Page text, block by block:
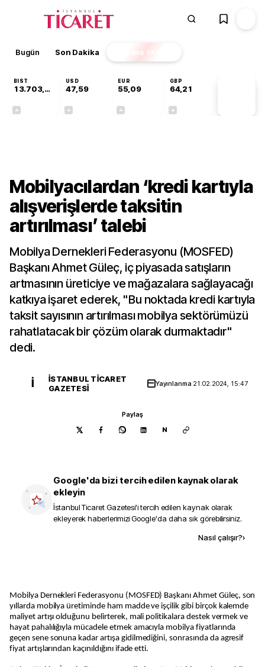
Bugün Son Dakika Finans EKSTRA
BIST
13.703,13
USD
47,59
EUR
55,09
GBP
64,21
Mobilyacılardan ‘kredi kartıyla
alışverişlerde taksitin
artırılması’ talebi
Mobilya Dernekleri Federasyonu (MOSFED)
Başkanı Ahmet Güleç, iç piyasada satışların
artmasının üreticiye ve mağazalara sağlayacağı
katkıya işaret ederek, "Bu noktada kredi kartıyla
taksit sayısının artırılması mobilya sektörümüzü
rahatlatacak bir çözüm olarak durmaktadır"
dedi.
İ
İSTANBUL TICARET
GAZETESI
Yayınlanma 21.02.2024, 15:47
Paylaş
N
Google'da bizi tercih edilen kaynak olarak
ekleyin
İstanbul Ticaret Gazetesi'i tercih edilen kaynak olarak
ekleyerek haberlerimizi Google'da daha sık görebilirsiniz.
Nasıl çalışır?›
Mobilya Dernekleri Federasyonu (MOSFED) Başkanı Ahmet Güleç, son
yıllarda mobilya üretiminde ham madde ve işçilik gibi birçok kalemde
maliyet artışı olduğunu belirterek, mali politikalara destek vermek ve
hayat pahalılığıyla mücadele etmek amacıyla mobilya fiyatlarında
geçen sene sonuna kadar artışa gidilmediğini, sonrasında da agresif
fiyat artışlarından kaçınıldığını ifade etti.